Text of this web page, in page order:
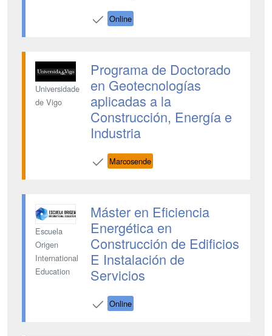
Online
Universidade
de Vigo
Programa de Doctorado
en Geotecnologías
aplicadas a la
Construcción, Energía e
Industria
Marcosende
Escuela
Origen
International
Education
Máster en Eficiencia
Energética en
Construcción de Edificios
E Instalación de
Servicios
Online